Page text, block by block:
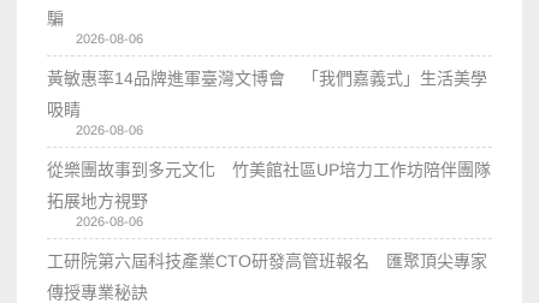
騙
2026-08-06
黃敏惠率14品牌進軍臺灣文博會 「我們嘉義式」生活美學
吸睛
2026-08-06
從樂團故事到多元文化 竹美館社區UP培力工作坊陪伴團隊
拓展地方視野
2026-08-06
工研院第六屆科技產業CTO研發高管班報名 匯聚頂尖專家
傳授專業秘訣